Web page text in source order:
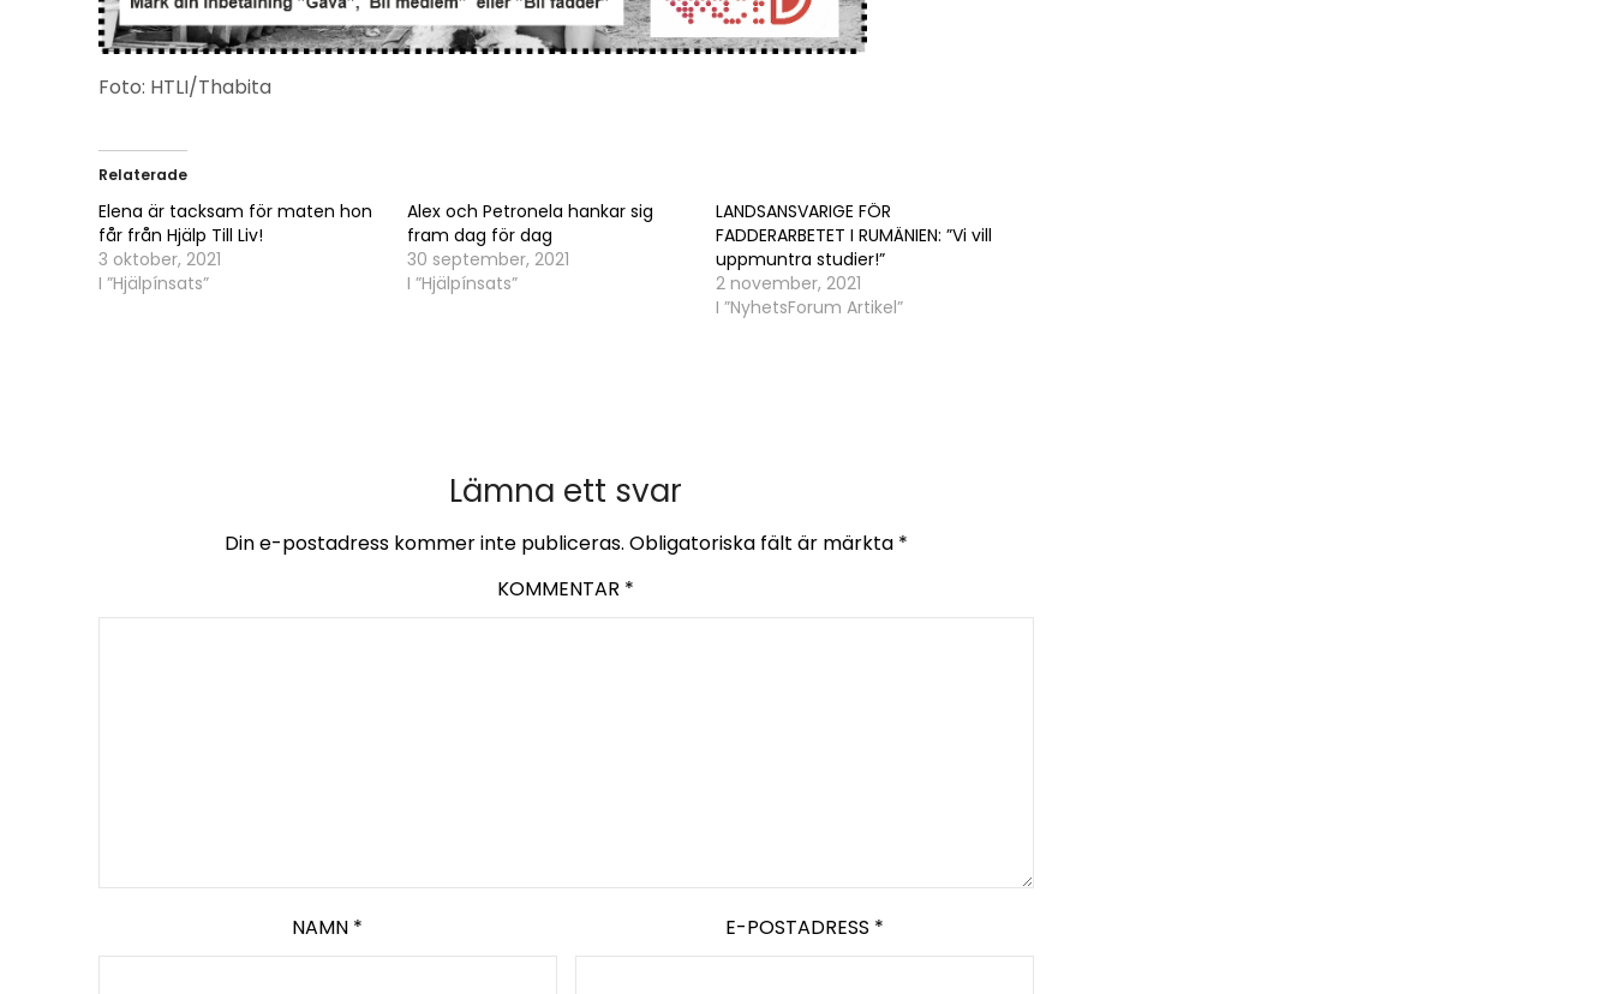
Foto: HTLI/Thabita
Relaterade
Elena är tacksam för maten hon
får från Hjälp Till Liv!
3 oktober, 2021
I ”Hjälpínsats”
Alex och Petronela hankar sig
fram dag för dag
30 september, 2021
I ”Hjälpínsats”
LANDSANSVARIGE FÖR
FADDERARBETET I RUMÄNIEN: ”Vi vill
uppmuntra studier!”
2 november, 2021
I ”NyhetsForum Artikel”
Lämna ett svar
Din e-postadress kommer inte publiceras. Obligatoriska fält är märkta *
KOMMENTAR *
NAMN * E-POSTADRESS *